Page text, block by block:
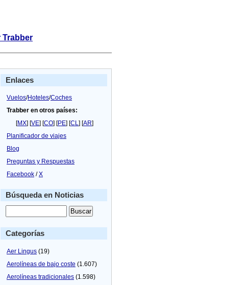
Trabber
Enlaces
Vuelos/Hoteles/Coches
Trabber en otros países:
[MX] [VE] [CO] [PE] [CL] [AR]
Planificador de viajes
Blog
Preguntas y Respuestas
Facebook /X
Búsqueda en Noticias
Categorías
Aer Lingus (19)
Aerolíneas de bajo coste (1.607)
Aerolíneas tradicionales (1.598)